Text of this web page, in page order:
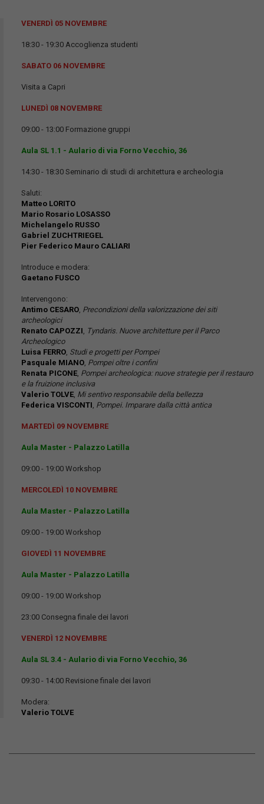
VENERDÌ 05 NOVEMBRE
18:30 - 19:30 Accoglienza studenti
SABATO 06 NOVEMBRE
Visita a Capri
LUNEDÌ 08 NOVEMBRE
09:00 - 13:00 Formazione gruppi
Aula SL 1.1 - Aulario di via Forno Vecchio, 36
14:30 - 18:30 Seminario di studi di architettura e archeologia
Saluti:
Matteo LORITO
Mario Rosario LOSASSO
Michelangelo RUSSO
Gabriel ZUCHTRIEGEL
Pier Federico Mauro CALIARI
Introduce e modera:
Gaetano FUSCO
Intervengono:
Antimo CESARO, Precondizioni della valorizzazione dei siti
archeologici
Renato CAPOZZI, Tyndaris. Nuove architetture per il Parco
Archeologico
Luisa FERRO, Studi e progetti per Pompei
Pasquale MIANO, Pompei oltre i confini
Renata PICONE, Pompei archeologica: nuove strategie per il restauro
e la fruizione inclusiva
Valerio TOLVE, Mi sentivo responsabile della bellezza
Federica VISCONTI, Pompei. Imparare dalla città antica
MARTEDÌ 09 NOVEMBRE
Aula Master - Palazzo Latilla
09:00 - 19:00 Workshop
MERCOLEDÌ 10 NOVEMBRE
Aula Master - Palazzo Latilla
09:00 - 19:00 Workshop
GIOVEDÌ 11 NOVEMBRE
Aula Master - Palazzo Latilla
09:00 - 19:00 Workshop
23:00 Consegna finale dei lavori
VENERDÌ 12 NOVEMBRE
Aula SL 3.4 - Aulario di via Forno Vecchio, 36
09:30 - 14:00 Revisione finale dei lavori
Modera:
Valerio TOLVE